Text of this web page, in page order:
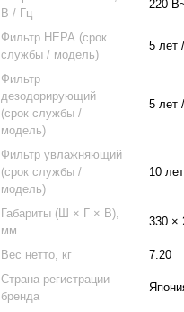
В / Гц
220
Фильтр НЕРА (срок
службы / модель)
5 лет
Фильтр
дезодорирующий
(срок службы /
модель)
5 лет
Фильтр увлажняющий
(срок службы /
модель)
10
Габариты (Ш × Г × В),
мм
330 ×
Вес нетто, кг
7.20
Страна регистрации
бренда